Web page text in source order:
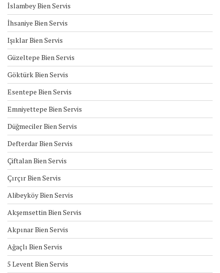
İslambey Bien Servis
İhsaniye Bien Servis
Işıklar Bien Servis
Güzeltepe Bien Servis
Göktürk Bien Servis
Esentepe Bien Servis
Emniyettepe Bien Servis
Düğmeciler Bien Servis
Defterdar Bien Servis
Çiftalan Bien Servis
Çırçır Bien Servis
Alibeyköy Bien Servis
Akşemsettin Bien Servis
Akpınar Bien Servis
Ağaçlı Bien Servis
5 Levent Bien Servis